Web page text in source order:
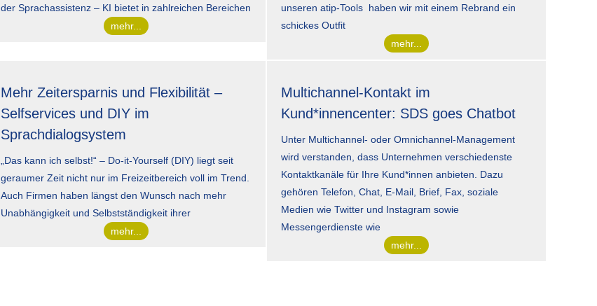
der Sprachassistenz – KI bietet in zahlreichen Bereichen
mehr...
unseren atip-Tools haben wir mit einem Rebrand ein
schickes Outfit
mehr...
Mehr Zeitersparnis und Flexibilität –
Selfservices und DIY im
Sprachdialogsystem
„Das kann ich selbst!“ – Do-it-Yourself (DIY) liegt seit
geraumer Zeit nicht nur im Freizeitbereich voll im Trend.
Auch Firmen haben längst den Wunsch nach mehr
Unabhängigkeit und Selbstständigkeit ihrer
mehr...
Multichannel-Kontakt im
Kund*innencenter: SDS goes Chatbot
Unter Multichannel- oder Omnichannel-Management
wird verstanden, dass Unternehmen verschiedenste
Kontaktkanäle für Ihre Kund*innen anbieten. Dazu
gehören Telefon, Chat, E-Mail, Brief, Fax, soziale
Medien wie Twitter und Instagram sowie
Messengerdienste wie
mehr...